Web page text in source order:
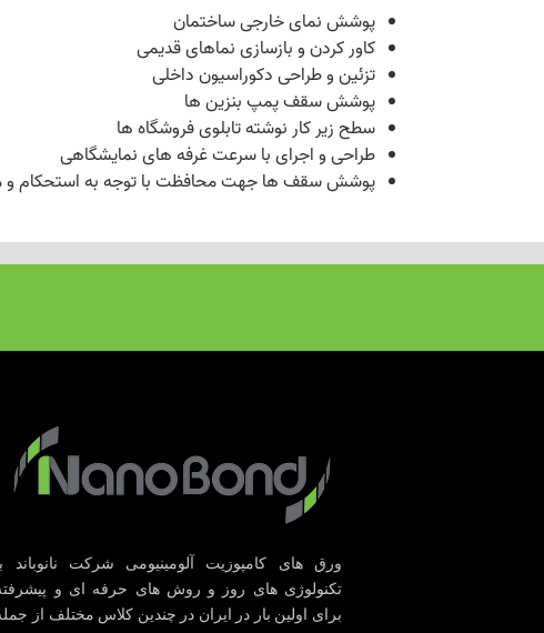
پوشش نمای خارجی ساختمان
کاور کردن و بازسازی نماهای قدیمی
تزئین و طراحی دکوراسیون داخلی
پوشش سقف پمپ بنزین ها
سطح زیر کار نوشته تابلوی فروشگاه ها
طراحی و اجرای با سرعت غرفه های نمایشگاهی
پوشش سقف ها جهت محافظت با توجه به استحکام و
ورق های کامپوزیت آلومینیومی شرکت نانوباند
تکنولوژی های روز و روش های حرفه ای و
برای اولین بار در ایران در چندین کلاس مختلف از